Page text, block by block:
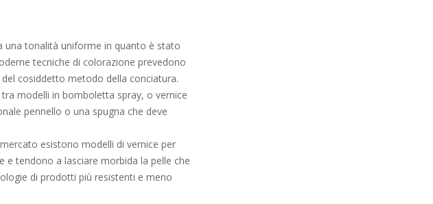
una tonalità uniforme in quanto è stato
tecniche di colorazione prevedono
cosiddetto metodo della conciatura.
tra modelli in bomboletta spray, o vernice
pennello o una spugna che deve
esistono modelli di vernice per
e tendono a lasciare morbida la pelle che
di prodotti più resistenti e meno